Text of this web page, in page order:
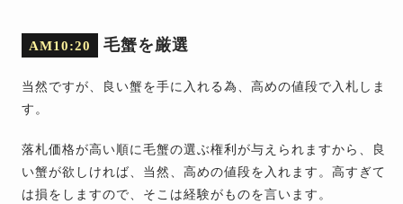
AM10:20 毛蟹を厳選
当然ですが、良い蟹を手に入れる為、高めの値段で入札しま
す。
落札価格が高い順に毛蟹の選ぶ権利が与えられますから、良
い蟹が欲しければ、当然、高めの値段を入れます。高すぎて
は損をしますので、そこは経験がものを言います。